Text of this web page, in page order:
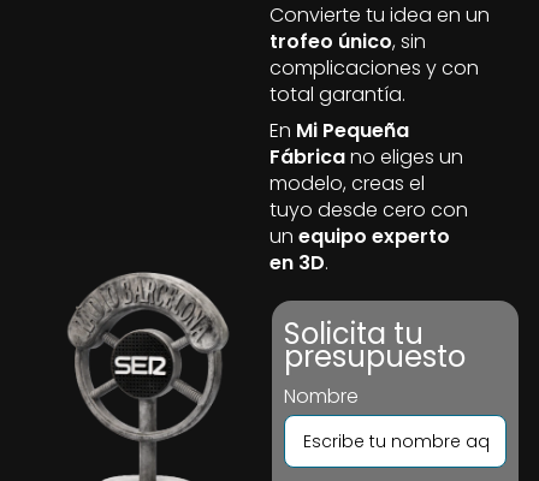
Convierte tu idea en un
trofeo único, sin
complicaciones y con
total garantía.
En Mi Pequeña
Fábricano eliges un
modelo, creas el
tuyo desde cero con
un equipo experto
en 3D.
Solicita tu
presupuesto
Nombre